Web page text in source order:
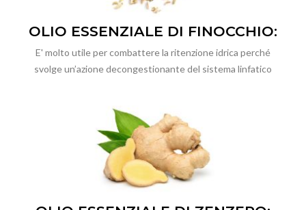
OLIO ESSENZIALE DI FINOCCHIO:
E' molto utile per combattere la ritenzione idrica perché
svolge un’azione decongestionante del sistema linfatico